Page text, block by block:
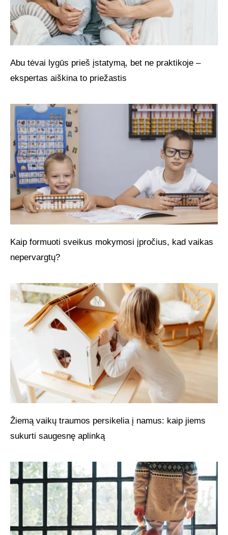
Abu tėvai lygūs prieš įstatymą, bet ne praktikoje –
ekspertas aiškina to priežastis
Kaip formuoti sveikus mokymosi įpročius, kad vaikas
nepervargtų?
Žiemą vaikų traumos persikelia į namus: kaip jiems
sukurti saugesnę aplinką